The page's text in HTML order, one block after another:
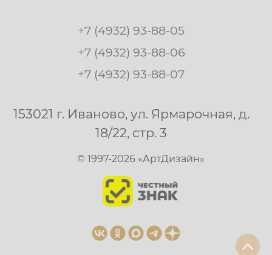
+7 (4932) 93-88-05
+7 (4932) 93-88-06
+7 (4932) 93-88-07
153021 г. Иваново, ул. Ярмарочная, д.
18/22, стр. 3
© 1997-2026 «АртДизайн»